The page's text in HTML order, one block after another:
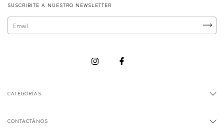
SUSCRIBITE A NUESTRO NEWSLETTER
CATEGORÍAS
CONTACTÁNOS